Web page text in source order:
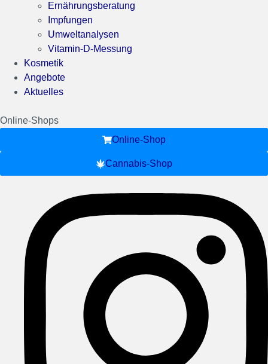
Ernährungsberatung
Impfungen
Umweltanalysen
Vitamin-D-Messung
Kosmetik
Angebote
Aktuelles
Online-Shops
Online-Shop
Cannabis-Shop